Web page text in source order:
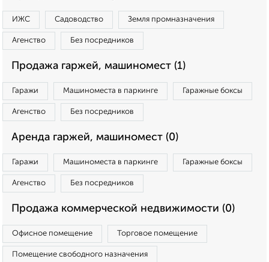
ИЖС Садоводство Земля промназначения
Агенство Без посредников
Продажа гаржей, машиномест (1)
Гаражи Машиноместа в паркинге Гаражные боксы
Агенство Без посредников
Аренда гаржей, машиномест (0)
Гаражи Машиноместа в паркинге Гаражные боксы
Агенство Без посредников
Продажа коммерческой недвижимости (0)
Офисное помещение Торговое помещение
Помещение свободного назначения